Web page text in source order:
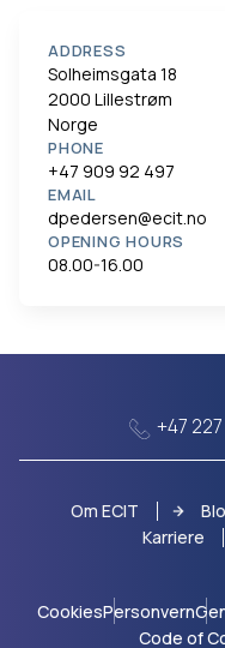
ADDRESS
Solheimsgata 18
2000 Lillestrøm
Norge
PHONE
+47 909 92 497
EMAIL
dpedersen@ecit.no
OPENING HOURS
08.00-16.00
CookiesPersonvern
Code of
+47 227
Om ECIT
Karriere